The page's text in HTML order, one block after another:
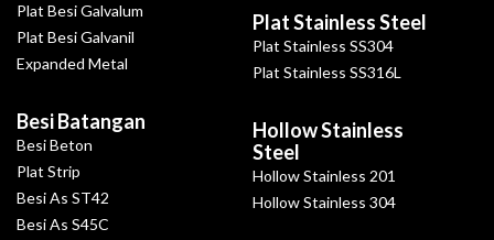
Plat Besi Galvalum
Plat Besi Galvanil
Expanded Metal
Besi Batangan
Besi Beton
Plat Strip
Besi As ST42
Besi As S45C
Plat Stainless Steel
Plat Stainless SS304
Plat Stainless SS316L
Hollow Stainless
Steel
Hollow Stainless 201
Hollow Stainless 304